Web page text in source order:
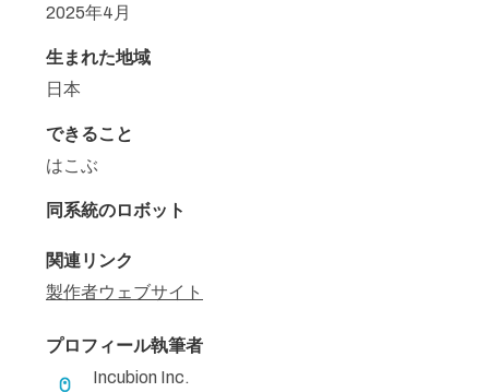
2025年4月
生まれた地域
日本
できること
はこぶ
同系統のロボット
関連リンク
製作者ウェブサイト
プロフィール執筆者
Incubion Inc.